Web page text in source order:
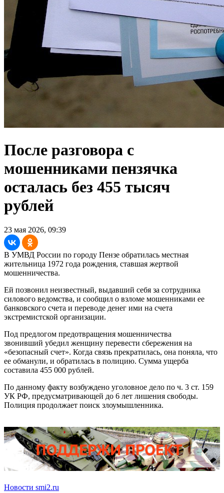
После разговора с
мошенниками пензячка
осталась без 455 тысяч
рублей
23 мая 2026, 09:39
В УМВД России по городу Пензе обратилась местная
жительница 1972 года рождения, ставшая жертвой
мошенничества.
Ей позвонил неизвестный, выдавший себя за сотрудника
силового ведомства, и сообщил о взломе мошенниками ее
банковского счета и переводе денег ими на счета
экстремистской организации.
Под предлогом предотвращения мошенничества
звонивший убедил женщину перевести сбережения на
«безопасный счет». Когда связь прекратилась, она поняла, что
ее обманули, и обратилась в полицию. Сумма ущерба
составила 455 000 рублей.
По данному факту возбуждено уголовное дело по ч. 3 ст. 159
УК РФ, предусматривающей до 6 лет лишения свободы.
Полиция продолжает поиск злоумышленника.
Новости smi2.ru